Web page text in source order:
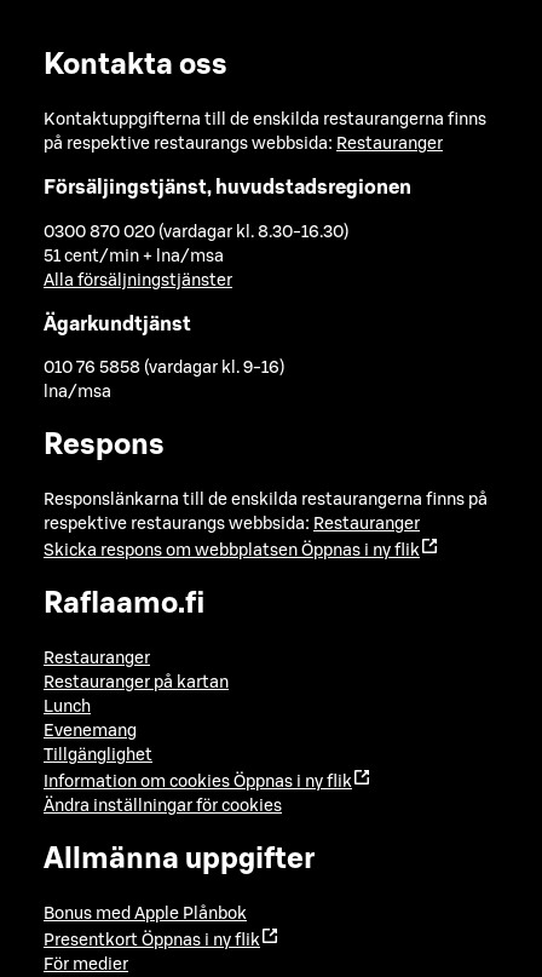
Kontakta oss
Kontaktuppgifterna till de enskilda restaurangerna finns
på respektive restaurangs webbsida: Restauranger
Försäljingstjänst, huvudstadsregionen
0300 870 020 (vardagar kl. 8.30-16.30)
51 cent/min + lna/msa
Alla försäljningstjänster
Ägarkundtjänst
010 76 5858 (vardagar kl. 9-16)
lna/msa
Respons
Responslänkarna till de enskilda restaurangerna finns på
respektive restaurangs webbsida: Restauranger
Skicka respons om webbplatsen Öppnas i ny flik
Raflaamo.fi
Restauranger
Restauranger på kartan
Lunch
Evenemang
Tillgänglighet
Information om cookies Öppnas i ny flik
Ändra inställningar för cookies
Allmänna uppgifter
Bonus med Apple Plånbok
Presentkort Öppnas i ny flik
För medier